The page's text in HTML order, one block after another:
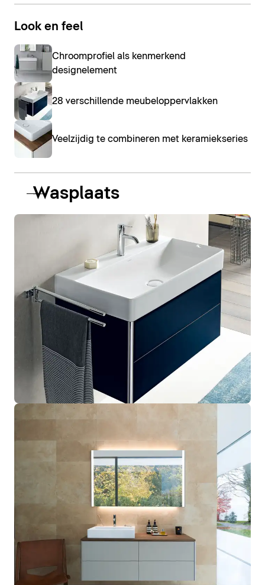
Look en feel
Chroomprofiel als kenmerkend
designelement
28 verschillende meubeloppervlakken
Veelzijdig te combineren met keramiekseries
Wasplaats